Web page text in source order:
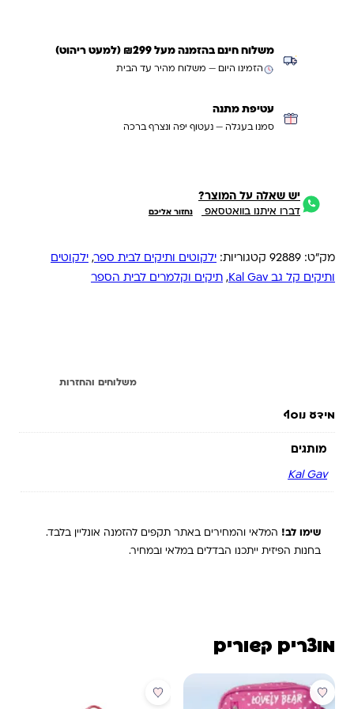
משלוח חינם בהזמנה מעל ₪299 (למעט ריהוט)
הזמינו היום — משלוח מהיר עד הבית
עטיפת מתנה
סמנו בעגלה — נעטוף יפה ונצרף ברכה
יש שאלה על המוצר?
דברו איתנו בוואטסאפ נחזור אליכם
מק"ט: 92889 קטגוריות: ילקוטים ותיקים לבית ספר, ילקוטים
ותיקים קל גב ‏Kal Gav
, תיקים וקלמרים לבית הספר
משלוחים והחזרות
מידע נוסף
מותגים
שימו לב! המלאי והמחירים באתר תקפים להזמנה אונליין בלבד.
בחנות הפיזית ייתכנו הבדלים במלאי ובמחיר.
מוצרים קשורים
מבצע מבצע